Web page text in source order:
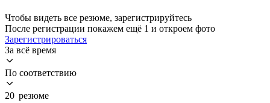
Чтобы видеть все резюме, зарегистрируйтесь
После регистрации покажем ещё 1 и откроем фото
Зарегистрироваться
За всё время
По соответствию
20 резюме